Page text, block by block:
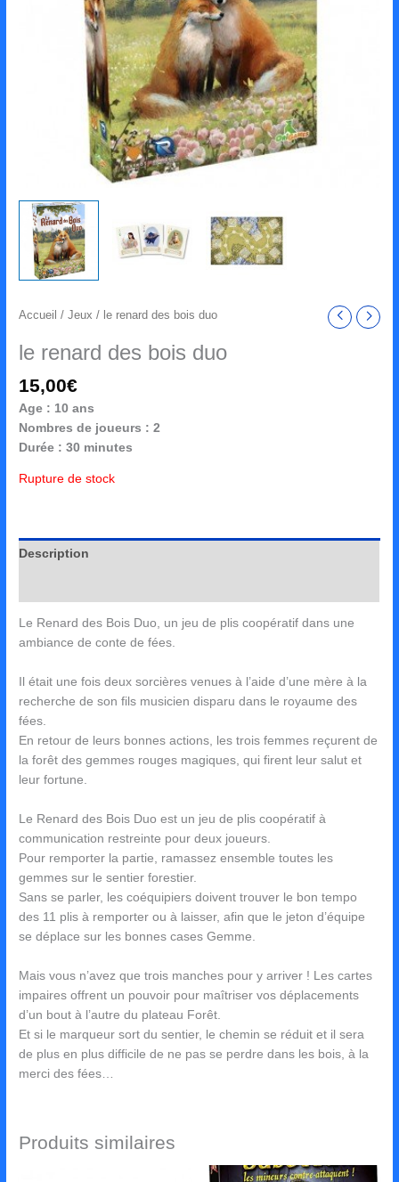
Accueil /Jeux / le renard des bois duo
le renard des bois duo
15,00€
Age : 10 ans
Nombres de joueurs : 2
Durée : 30 minutes
Rupture de stock
Description
Le Renard des Bois Duo, un jeu de plis coopératif dans une
ambiance de conte de fées.
Il était une fois deux sorcières venues à l’aide d’une mère à la
recherche de son fils musicien disparu dans le royaume des
fées.
En retour de leurs bonnes actions, les trois femmes reçurent de
la forêt des gemmes rouges magiques, qui firent leur salut et
leur fortune.
Le Renard des Bois Duo est un jeu de plis coopératif à
communication restreinte pour deux joueurs.
Pour remporter la partie, ramassez ensemble toutes les
gemmes sur le sentier forestier.
Sans se parler, les coéquipiers doivent trouver le bon tempo
des 11 plis à remporter ou à laisser, afin que le jeton d’équipe
se déplace sur les bonnes cases Gemme.
Mais vous n’avez que trois manches pour y arriver ! Les cartes
impaires offrent un pouvoir pour maîtriser vos déplacements
d’un bout à l’autre du plateau Forêt.
Et si le marqueur sort du sentier, le chemin se réduit et il sera
de plus en plus difficile de ne pas se perdre dans les bois, à la
merci des fées…
Produits similaires